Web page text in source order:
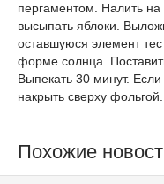
пергаментом. Налить на
высыпать яблоки.
оставшуюся элемент
форме солнца.
Выпекать 30 минут.
накрыть сверху фольгой.
Похожие